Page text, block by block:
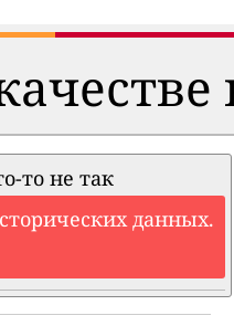
то не так
данных.